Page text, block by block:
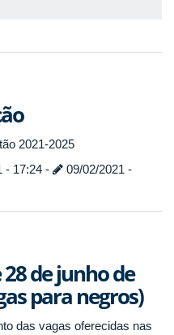
2021-2025
- 17:24 -
09/02/2021 -
28 de junho de
para negros)
das vagas oferecidas nas